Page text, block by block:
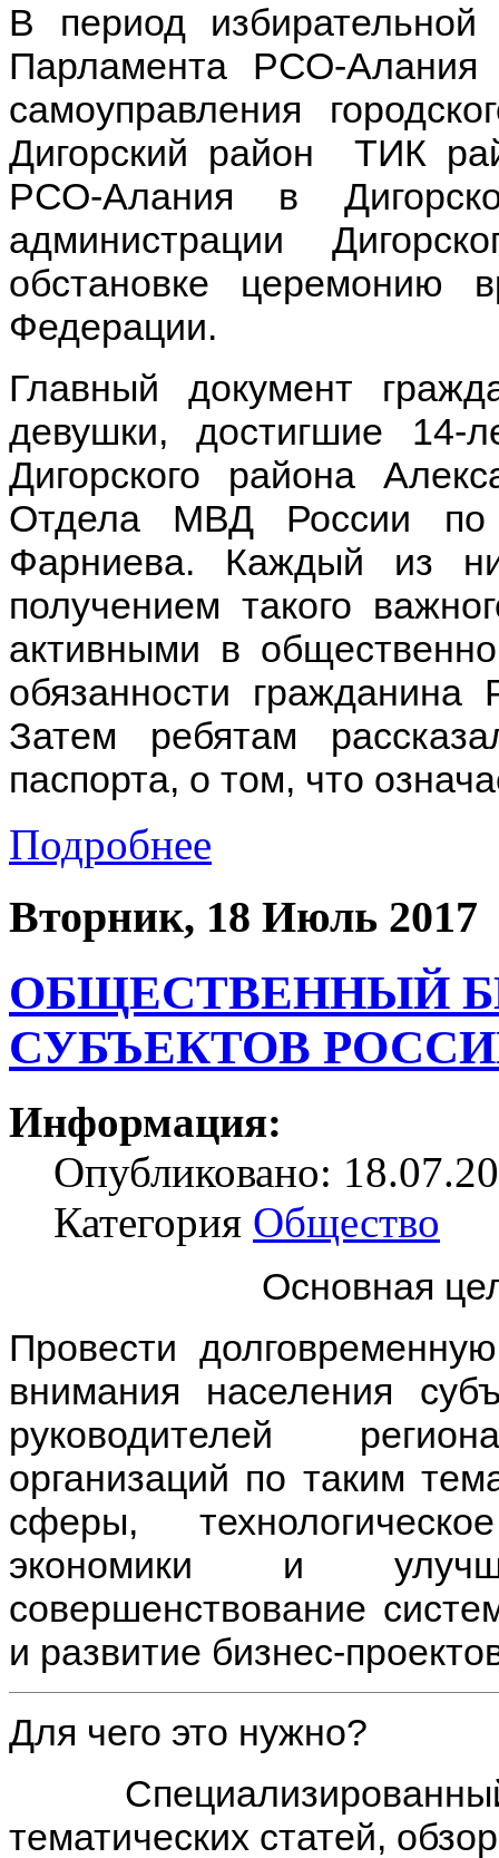
В период
Парламента РСО-
самоуправления
Дигорский район ТИК
РСО-Алания в
администрации
обстановке церемонию
Федерации.
Главный документ
девушки, достигшие 14-
Дигорского района
Отдела МВД России по
Фарниева. Каждый из
получением такого
активными в
обязанности гражданина
Затем ребятам
паспорта, о том, что
Подробнее
Вторник, 18 Июль 2017
ОБЩЕСТВЕННЫЙ
СУБЪЕКТОВ
Информация:
Опубликовано:
Категория Общество
Основная
Провести
внимания населения
руководителей
организаций по таким
сферы,
экономики и
совершенствование
и развитие бизнес-
Для чего это нужно?
Специализированный
тематических статей,